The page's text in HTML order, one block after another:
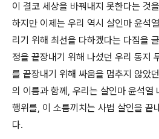
이 결코 세상을 바꿔내지 못한다는 것
하지만 이제는 우리 역시 살인마 윤석열
리기 위해 최선을 다하겠다는 다짐을
정을 끝장내기 위해 나섰던 우리 동지
를 끝장내기 위해 싸움을 멈추지 않았
의 이름과 함께 , 우리는 살인마 윤석열
행위를, 이 소름끼치는 사법 살인을 끝
다.